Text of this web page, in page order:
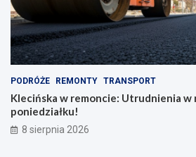
PODRÓŻE REMONTY TRANSPORT
Klecińska w remoncie: Utrudnienia w
poniedziałku!
8 sierpnia 2026